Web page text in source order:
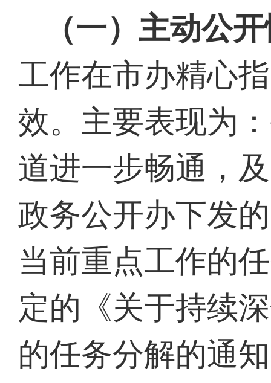
（一）主动公
工作在市办精心
效。主要表现为
道进一步畅通，
政务公开办下发
当前重点工作的
定的《关于持续
的任务分解的通